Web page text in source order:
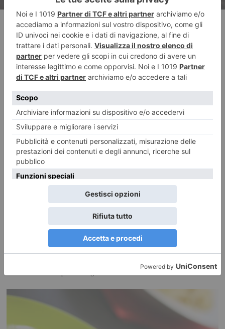
RECENTI:
Vacanza… da cosa?
SOCIOGRAFIA LETTERE DAL PRESENTE Ebbi modo, ormai 20 anni fa,